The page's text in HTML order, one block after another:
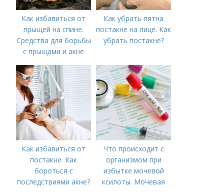
Как избавиться от
прыщей на спине.
Средства для борьбы
с прыщами и акне
Как убрать пятна
постакне на лице. Как
убрать постакне?
Как избавиться от
постакне. Как
бороться с
последствиями акне?
Что происходит с
организмом при
избытке мочевой
ксилоты. Мочевая